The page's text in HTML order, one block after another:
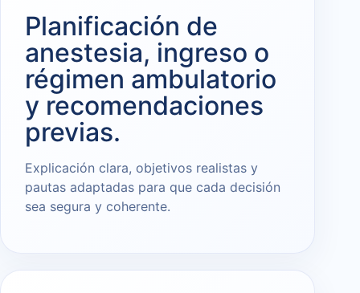
Planificación de
anestesia, ingreso o
régimen ambulatorio
y recomendaciones
previas.
Explicación clara, objetivos realistas y
pautas adaptadas para que cada decisión
sea segura y coherente.